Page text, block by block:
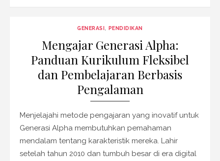
GENERASI, PENDIDIKAN
Mengajar Generasi Alpha:
Panduan Kurikulum Fleksibel
dan Pembelajaran Berbasis
Pengalaman
Menjelajahi metode pengajaran yang inovatif untuk
Generasi Alpha membutuhkan pemahaman
mendalam tentang karakteristik mereka. Lahir
setelah tahun 2010 dan tumbuh besar di era digital